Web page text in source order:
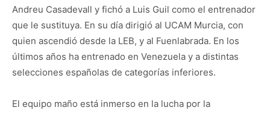
Andreu Casadevall y fichó a Luis Guil como el entrenador
que le sustituya. En su día dirigió al UCAM Murcia, con
quien ascendió desde la LEB, y al Fuenlabrada. En los
últimos años ha entrenado en Venezuela y a distintas
selecciones españolas de categorías inferiores.
El equipo maño está inmerso en la lucha por la